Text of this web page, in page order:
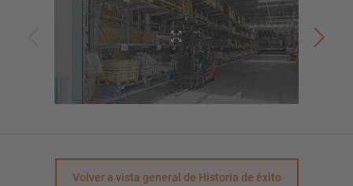
Volver a vista general de Historia de éxito